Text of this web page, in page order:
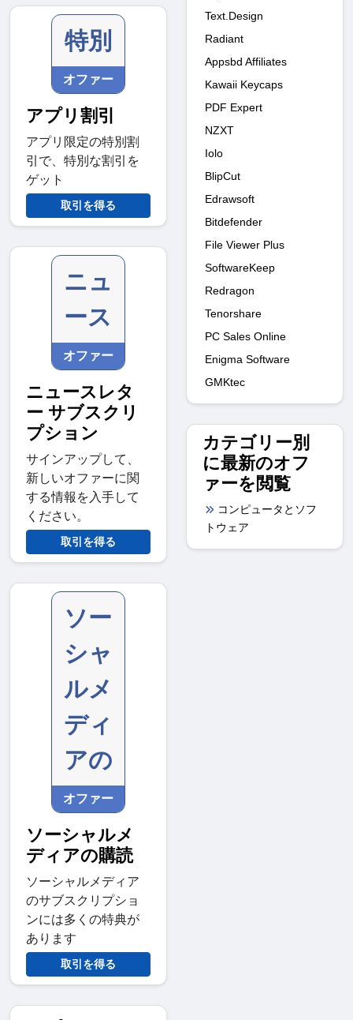
特別
オファー
アプリ割引
アプリ限定の特別割
引で、特別な割引を
ゲット
取引を得る
ニュ
ース
オファー
ニュースレタ
ー サブスクリ
プション
サインアップして、
新しいオファーに関
する情報を入手して
ください。
取引を得る
ソー
シャ
ルメ
ディ
アの
オファー
ソーシャルメ
ディアの購読
ソーシャルメディア
のサブスクリプショ
ンには多くの特典が
あります
取引を得る
Text.Design
Radiant
Appsbd Affiliates
Kawaii Keycaps
PDF Expert
NZXT
Iolo
BlipCut
Edrawsoft
Bitdefender
File Viewer Plus
SoftwareKeep
Redragon
Tenorshare
PC Sales Online
Enigma Software
GMKtec
カテゴリー別
に最新のオフ
ァーを閲覧
コンピュータとソフ
トウェア